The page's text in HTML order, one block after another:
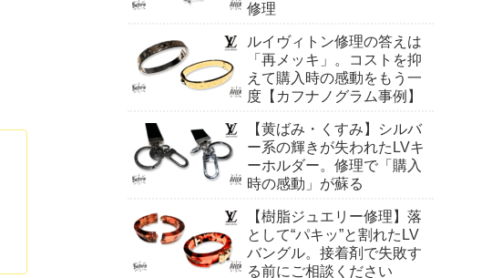
修理
ルイヴィトン修理の答えは
「再メッキ」。コストを抑
えて購入時の感動をもう一
度【カフナノグラム事例】
【黄ばみ・くすみ】シルバ
ー系の輝きが失われたLVキ
ーホルダー。修理で「購入
時の感動」が蘇る
【樹脂ジュエリー修理】落
として“パキッ”と割れたLV
バングル。接着剤で失敗す
る前にご相談ください